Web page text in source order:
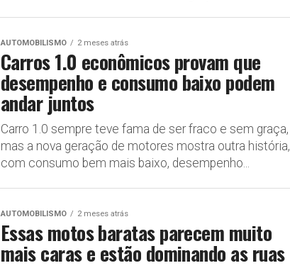
AUTOMOBILISMO 2 meses atrás
Carros 1.0 econômicos provam que
desempenho e consumo baixo podem
andar juntos
Carro 1.0 sempre teve fama de ser fraco e sem graça,
mas a nova geração de motores mostra outra história,
com consumo bem mais baixo, desempenho...
AUTOMOBILISMO 2 meses atrás
Essas motos baratas parecem muito
mais caras e estão dominando as ruas